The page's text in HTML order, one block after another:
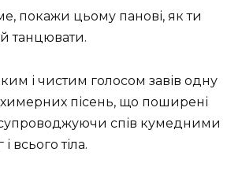
покажи цьому панові, як ти
танцювати.
і чистим голосом завів одну
химерних пісень, що поширені
спів кумедними
всього тіла.